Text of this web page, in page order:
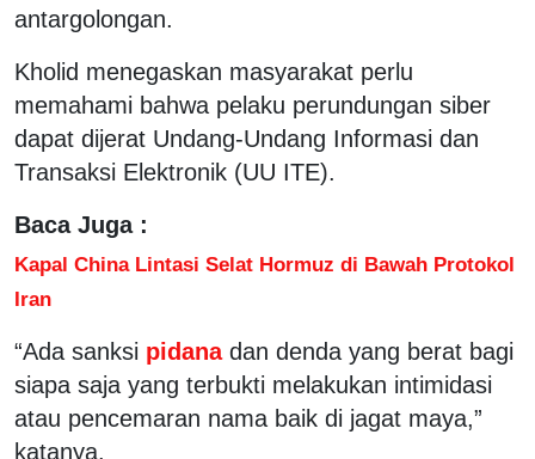
antargolongan.
Kholid menegaskan masyarakat perlu
memahami bahwa pelaku perundungan siber
dapat dijerat Undang-Undang Informasi dan
Transaksi Elektronik (UU ITE).
Baca Juga :
Kapal China Lintasi Selat Hormuz di Bawah Protokol
Iran
“Ada sanksi pidana dan denda yang berat bagi
siapa saja yang terbukti melakukan intimidasi
atau pencemaran nama baik di jagat maya,”
katanya.